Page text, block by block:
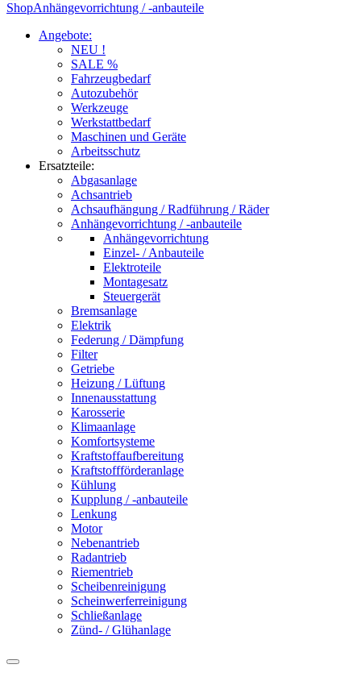
ShopAnhängevorrichtung / -anbauteile
Angebote:
NEU !
SALE %
Fahrzeugbedarf
Autozubehör
Werkzeuge
Werkstattbedarf
Maschinen und Geräte
Arbeitsschutz
Ersatzteile:
Abgasanlage
Achsantrieb
Achsaufhängung / Radführung / Räder
Anhängevorrichtung / -anbauteile
Anhängevorrichtung
Einzel- / Anbauteile
Elektroteile
Montagesatz
Steuergerät
Bremsanlage
Elektrik
Federung / Dämpfung
Filter
Getriebe
Heizung / Lüftung
Innenausstattung
Karosserie
Klimaanlage
Komfortsysteme
Kraftstoffaufbereitung
Kraftstoffförderanlage
Kühlung
Kupplung / -anbauteile
Lenkung
Motor
Nebenantrieb
Radantrieb
Riementrieb
Scheibenreinigung
Scheinwerferreinigung
Schließanlage
Zünd- / Glühanlage